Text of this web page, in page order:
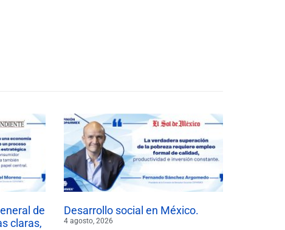
de
claras,
Desarrollo social en México.
4 agosto, 2026